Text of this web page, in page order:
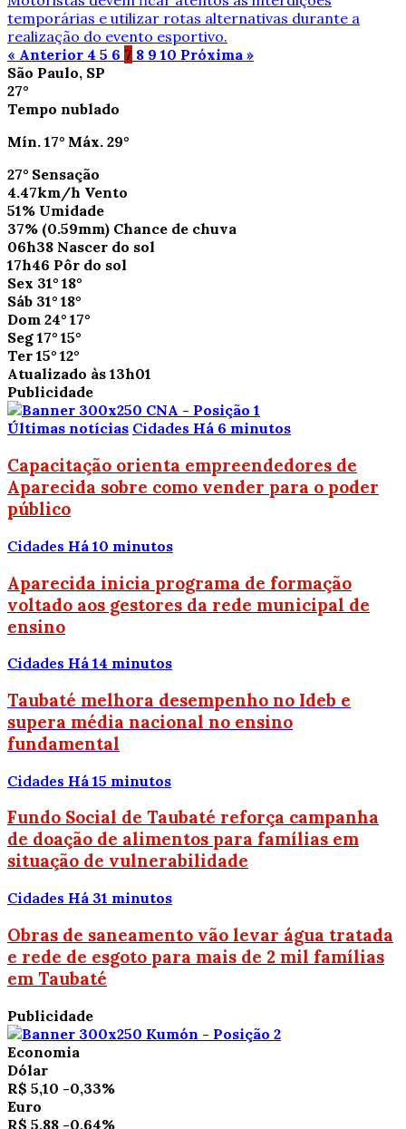
temporárias e utilizar rotas alternativas durante a
realização do evento esportivo.
« Anterior 4 5 6 7 8 9 10 Próxima »
São Paulo, SP
27°
Tempo nublado
Mín. 17° Máx. 29°
27° Sensação
4.47km/h Vento
51% Umidade
37% (0.59mm) Chance de chuva
06h38 Nascer do sol
17h46 Pôr do sol
Sex 31° 18°
Sáb 31° 18°
Dom 24° 17°
Seg 17° 15°
Ter 15° 12°
Atualizado às 13h01
Publicidade
Últimas notícias Cidades Há 6 minutos
Capacitação orienta empreendedores de
Aparecida sobre como vender para o poder
público
Cidades Há 10 minutos
Aparecida inicia programa de formação
voltado aos gestores da rede municipal de
ensino
Cidades Há 14 minutos
Taubaté melhora desempenho no Ideb e
supera média nacional no ensino
fundamental
Cidades Há 15 minutos
Fundo Social de Taubaté reforça campanha
de doação de alimentos para famílias em
situação de vulnerabilidade
Cidades Há 31 minutos
Obras de saneamento vão levar água tratada
e rede de esgoto para mais de 2 mil famílias
em Taubaté
Publicidade
Economia
Dólar
R$ 5,10 -0,33%
Euro
R$ 5,88 -0,64%